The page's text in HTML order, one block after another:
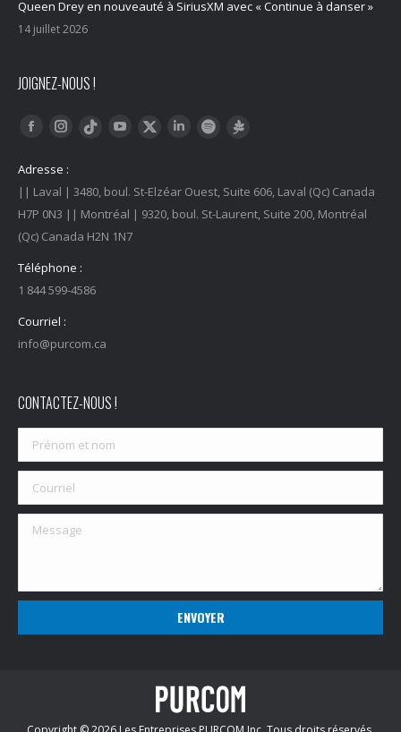
Queen Drey en nouveauté à SiriusXM avec « Continue à danser »
14 juillet 2026
JOIGNEZ-NOUS !
Trouvez nous sur :
FacebookInstagram
Tiktok YouTubeTwitter LinkedInSpotify
Adresse :
|| Laval | 3480, boul. St-Elzéar Ouest, Suite 606, Laval (Qc) Canada
H7P 0N3 || Montréal | 9320, boul. St-Laurent, Suite 200, Montréal
(Qc) Canada H2N 1N7
Téléphone :
1 844 599-4586
Courriel :
info@purcom.ca
CONTACTEZ-NOUS !